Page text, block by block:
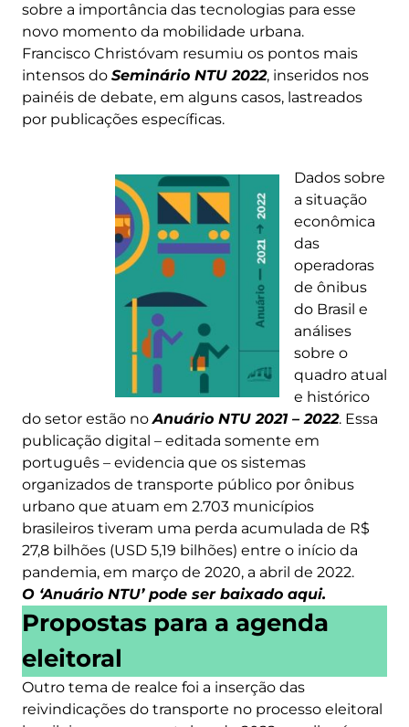
sobre a importância das tecnologias para esse
novo momento da mobilidade urbana.
Francisco Christóvam resumiu os pontos mais
intensos do Seminário NTU 2022, inseridos nos
painéis de debate, em alguns casos, lastreados
por publicações específicas.
Dados sobre
a situação
econômica
das
operadoras
de ônibus
do Brasil e
análises
sobre o
quadro atual
e histórico
do setor estão noAnuário NTU 2021 – 2022. Essa
publicação digital – editada somente em
português – evidencia que os sistemas
organizados de transporte público por ônibus
urbano que atuam em 2.703 municípios
brasileiros tiveram uma perda acumulada de R$
27,8 bilhões (USD 5,19 bilhões) entre o início da
pandemia, em março de 2020, a abril de 2022.
O ‘Anuário NTU’ pode ser baixado aqui.
Propostas para a agenda
eleitoral
Outro tema de realce foi a inserção das
reivindicações do transporte no processo eleitoral